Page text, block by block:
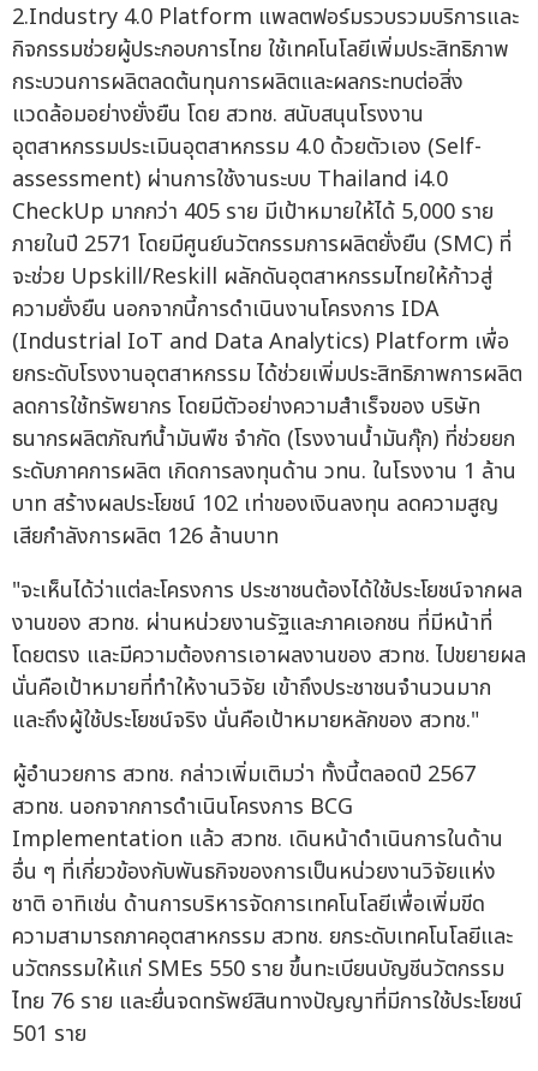
2.Industry 4.0 Platform แพลตฟอร์มรวบรวมบริการและ
กิจกรรมช่วยผู้ประกอบการไทย ใช้เทคโนโลยีเพิ่มประสิทธิภาพ
กระบวนการผลิตลดต้นทุนการผลิตและผลกระทบต่อสิ่ง
แวดล้อมอย่างยั่งยืน โดย สวทช. สนับสนุนโรงงาน
อุตสาหกรรมประเมินอุตสาหกรรม 4.0 ด้วยตัวเอง (Self-
assessment) ผ่านการใช้งานระบบ Thailand i4.0
CheckUp มากกว่า 405 ราย มีเป้าหมายให้ได้ 5,000 ราย
ภายในปี 2571 โดยมีศูนย์นวัตกรรมการผลิตยั่งยืน (SMC) ที่
จะช่วย Upskill/Reskill ผลักดันอุตสาหกรรมไทยให้ก้าวสู่
ความยั่งยืน นอกจากนี้การดำเนินงานโครงการ IDA
(Industrial IoT and Data Analytics) Platform เพื่อ
ยกระดับโรงงานอุตสาหกรรม ได้ช่วยเพิ่มประสิทธิภาพการผลิต
ลดการใช้ทรัพยากร โดยมีตัวอย่างความสำเร็จของ บริษัท
ธนากรผลิตภัณฑ์น้ำมันพืช จำกัด (โรงงานน้ำมันกุ๊ก) ที่ช่วยยก
ระดับภาคการผลิต เกิดการลงทุนด้าน วทน. ในโรงงาน 1 ล้าน
บาท สร้างผลประโยชน์ 102 เท่าของเงินลงทุน ลดความสูญ
เสียกำลังการผลิต 126 ล้านบาท
"จะเห็นได้ว่าแต่ละโครงการ ประชาชนต้องได้ใช้ประโยชน์จากผล
งานของ สวทช. ผ่านหน่วยงานรัฐและภาคเอกชน ที่มีหน้าที่
โดยตรง และมีความต้องการเอาผลงานของ สวทช. ไปขยายผล
นั่นคือเป้าหมายที่ทำให้งานวิจัย เข้าถึงประชาชนจำนวนมาก
และถึงผู้ใช้ประโยชน์จริง นั่นคือเป้าหมายหลักของ สวทช."
ผู้อำนวยการ สวทช. กล่าวเพิ่มเติมว่า ทั้งนี้ตลอดปี 2567
สวทช. นอกจากการดำเนินโครงการ BCG
Implementation แล้ว สวทช. เดินหน้าดำเนินการในด้าน
อื่น ๆ ที่เกี่ยวข้องกับพันธกิจของการเป็นหน่วยงานวิจัยแห่ง
ชาติ อาทิเช่น ด้านการบริหารจัดการเทคโนโลยีเพื่อเพิ่มขีด
ความสามารถภาคอุตสาหกรรม สวทช. ยกระดับเทคโนโลยีและ
นวัตกรรมให้แก่ SMEs 550 ราย ขึ้นทะเบียนบัญชีนวัตกรรม
ไทย 76 ราย และยื่นจดทรัพย์สินทางปัญญาที่มีการใช้ประโยชน์
501 ราย